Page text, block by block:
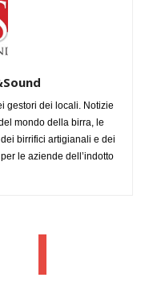
gestori dei locali. Notizie
mondo della birra, le
birrifici artigianali e dei
le aziende dell’indotto